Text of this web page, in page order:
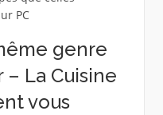
PC
genre
La Cuisine
vous